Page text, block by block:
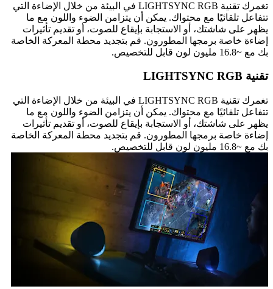
تغمرك تقنية LIGHTSYNC RGB في البيئة من خلال الإضاءة التي
تتفاعل تلقائيًا مع محتواك. يمكن أن يتزامن الضوء واللون مع ما
يظهر على شاشتك، أو الاستجابة بإيقاع للصوت، أو تقديم تأثيرات
إضاءة خاصة برمجها المطورون. قم بتجديد محطة المعركة الخاصة
بك مع ~16.8 مليون لون قابل للتخصيص.
تقنية LIGHTSYNC RGB
تغمرك تقنية LIGHTSYNC RGB في البيئة من خلال الإضاءة التي
تتفاعل تلقائيًا مع محتواك. يمكن أن يتزامن الضوء واللون مع ما
يظهر على شاشتك، أو الاستجابة بإيقاع للصوت، أو تقديم تأثيرات
إضاءة خاصة برمجها المطورون. قم بتجديد محطة المعركة الخاصة
بك مع ~16.8 مليون لون قابل للتخصيص.